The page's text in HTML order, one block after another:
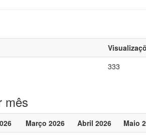
333
mês
Março 2026 Abril 2026 Maio